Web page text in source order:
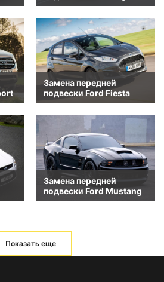
Замена передней
подвески Ford Fiesta
Замена передней
подвески Ford Mustang
Показать еще